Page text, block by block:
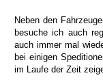
Neben den
besuche ich auch
auch immer mal
bei einigen
im Laufe der Zeit